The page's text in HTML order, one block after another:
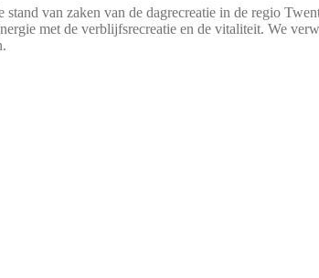
van zaken van de dagrecreatie in de regio
met de verblijfsrecreatie en de vitaliteit. We